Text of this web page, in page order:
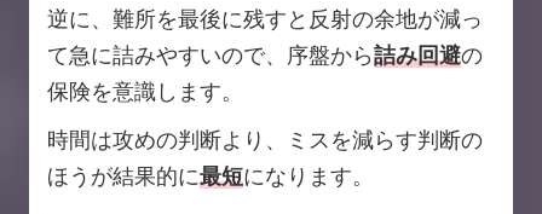
逆に、難所を最後に残すと反射の余地が減っ
て急に詰みやすいので、序盤から詰み回避の
保険を意識します。
時間は攻めの判断より、ミスを減らす判断の
ほうが結果的に最短になります。